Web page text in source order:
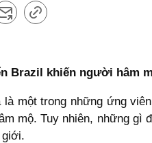
Brazil khiến người hâm
một trong những ứng
mộ. Tuy nhiên, những gì
giới.